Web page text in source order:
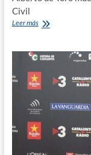
Civil
Leer más‘Malnazidos’
final